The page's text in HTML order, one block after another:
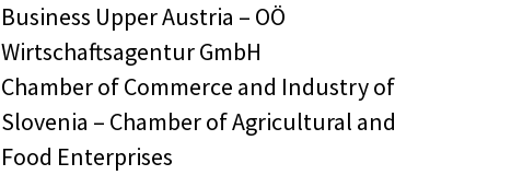
Business Upper Austria – OÖ
Wirtschaftsagentur GmbH
Chamber of Commerce and Industry of
Slovenia – Chamber of Agricultural and
Food Enterprises